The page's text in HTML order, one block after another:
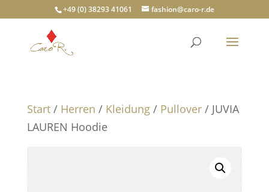
+49 (0) 38293 41061 fashion@caro-r.de
Start/ Herren / Kleidung/ Pullover/ JUVIA
LAUREN Hoodie